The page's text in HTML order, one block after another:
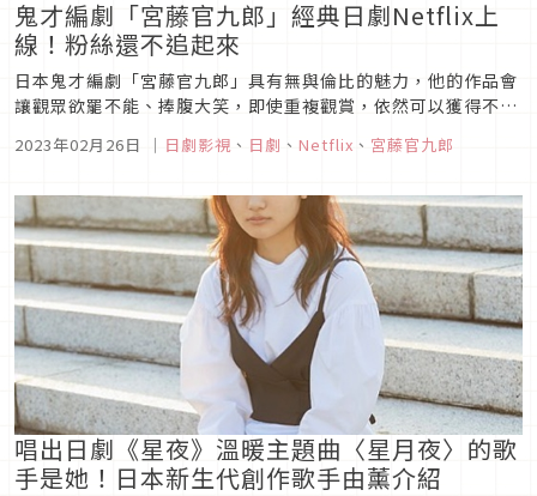
鬼才編劇「宮藤官九郎」經典日劇Netflix上
線！粉絲還不追起來
日本鬼才編劇「宮藤官九郎」具有無與倫比的魅力，他的作品會
讓觀眾欲罷不能、捧腹大笑，即使重複觀賞，依然可以獲得不同
良多，加上既詼諧又溫馨的劇情發展，一旦沉迷便無法自拔。訂
所執筆的精...
2023年02月26日 ｜ 日劇影視 、 日劇 、 Netflix 、 宮藤官九郎
唱出日劇《星夜》溫暖主題曲〈星月夜〉的歌
手是她！日本新生代創作歌手由薰介紹